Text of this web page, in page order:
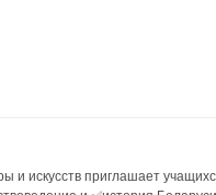
и искусств приглашает